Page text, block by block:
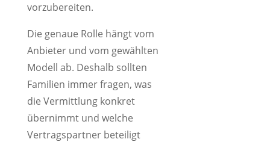
vorzubereiten.
Die genaue Rolle hängt vom
Anbieter und vom gewählten
Modell ab. Deshalb sollten
Familien immer fragen, was
die Vermittlung konkret
übernimmt und welche
Vertragspartner beteiligt